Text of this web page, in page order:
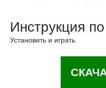
Инструкция
Установить и играть